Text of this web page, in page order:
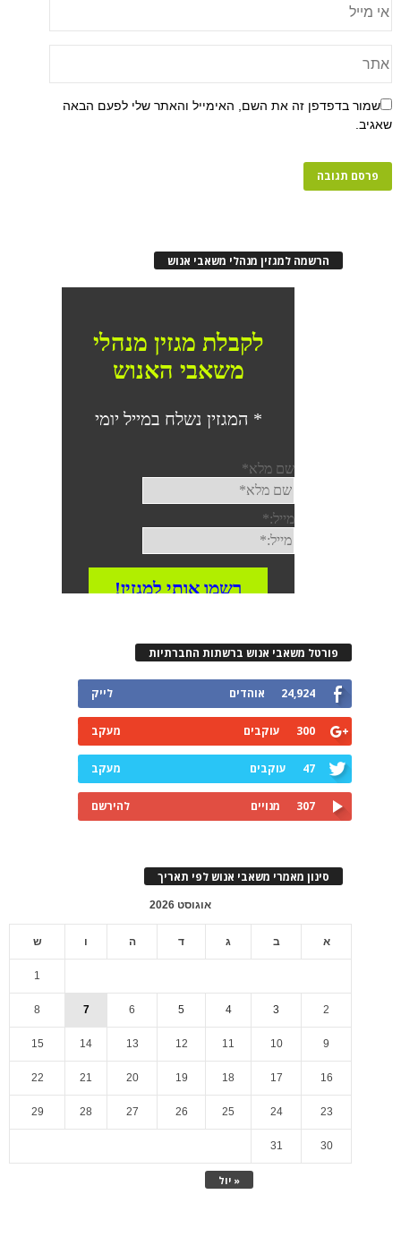
שמור בדפדפן זה את השם, האימייל והאתר שלי לפעם הבאה
שאגיב.
הרשמה למגזין מנהלי משאבי אנוש
פורטל משאבי אנוש ברשתות החברתיות
24,924 אוהדים לייק
300 עוקבים מעקב
47 עוקבים מעקב
307 מנויים להירשם
סינון מאמרי משאבי אנוש לפי תאריך
אוגוסט 2026
א ב ג ד ה ו ש
« יול
1
2
3
4
5
6
7
8
9
10
11
12
13
14
15
16
17
18
19
20
21
22
23
24
25
26
27
28
29
30
31